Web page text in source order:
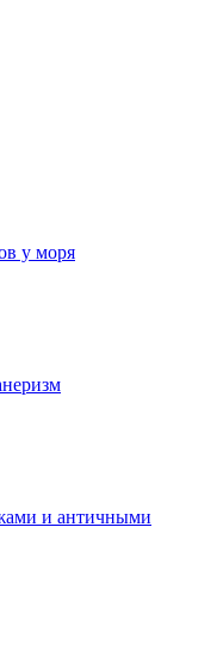
у моря
и античными